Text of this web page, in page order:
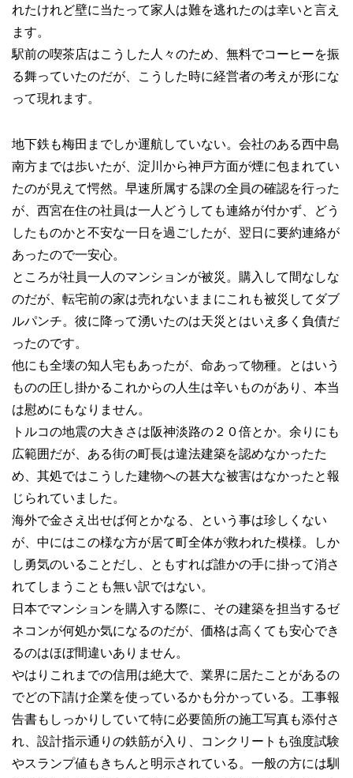
れたけれど壁に当たって家人は難を逃れたのは幸いと言え
ます。
駅前の喫茶店はこうした人々のため、無料でコーヒーを振
る舞っていたのだが、こうした時に経営者の考えが形にな
って現れます。
地下鉄も梅田までしか運航していない。会社のある西中島
南方までは歩いたが、淀川から神戸方面が煙に包まれてい
たのが見えて愕然。早速所属する課の全員の確認を行った
が、西宮在住の社員は一人どうしても連絡が付かず、どう
したものかと不安な一日を過ごしたが、翌日に要約連絡が
あったので一安心。
ところが社員一人のマンションが被災。購入して間なしな
のだが、転宅前の家は売れないままにこれも被災してダブ
ルパンチ。彼に降って湧いたのは天災とはいえ多く負債だ
ったのです。
他にも全壊の知人宅もあったが、命あって物種。とはいう
ものの圧し掛かるこれからの人生は辛いものがあり、本当
は慰めにもなりません。
トルコの地震の大きさは阪神淡路の２０倍とか。余りにも
広範囲だが、ある街の町長は違法建築を認めなかったた
め、其処ではこうした建物への甚大な被害はなかったと報
じられていました。
海外で金さえ出せば何とかなる、という事は珍しくない
が、中にはこの様な方が居て町全体が救われた模様。しか
し勇気のいることだし、ともすれば誰かの手に掛って消さ
れてしまうことも無い訳ではない。
日本でマンションを購入する際に、その建築を担当するゼ
ネコンが何処か気になるのだが、価格は高くても安心でき
るのはほぼ間違いありません。
やはりこれまでの信用は絶大で、業界に居たことがあるの
でどの下請け企業を使っているかも分かっている。工事報
告書もしっかりしていて特に必要箇所の施工写真も添付さ
れ、設計指示通りの鉄筋が入り、コンクリートも強度試験
やスランプ値もきちんと明示されている。一般の方には馴